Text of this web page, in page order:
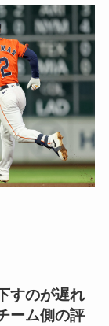
すのが遅れ
ーム側の評